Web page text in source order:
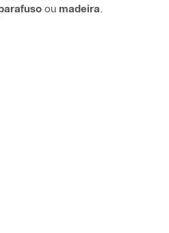
ou madeira